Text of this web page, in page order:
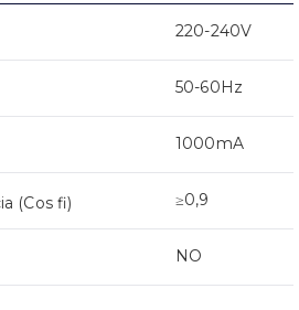
220-240V
50-60Hz
1000mA
(Cos fi) ≥0,9
NO